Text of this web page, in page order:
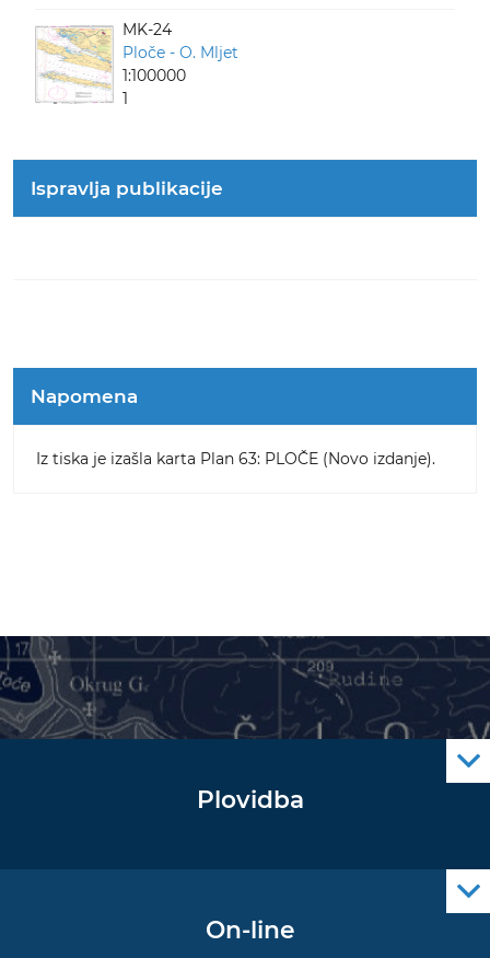
MK-24
Ploče - O. Mljet
1:100000
1
Ispravlja publikacije
Napomena
Iz tiska je izašla karta Plan 63: PLOČE (Novo izdanje).
Plovidba
On-line